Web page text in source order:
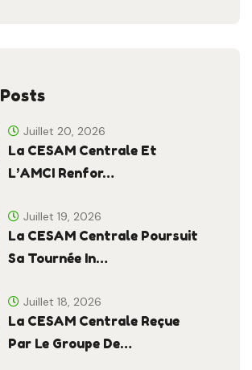
La CESAM Centrale Et
L’AMCI Renfor…
Juillet 20, 2026
La CESAM Centrale Poursuit
Sa Tournée In…
Juillet 19, 2026
La CESAM Centrale Reçue
Par Le Groupe De…
Juillet 18, 2026